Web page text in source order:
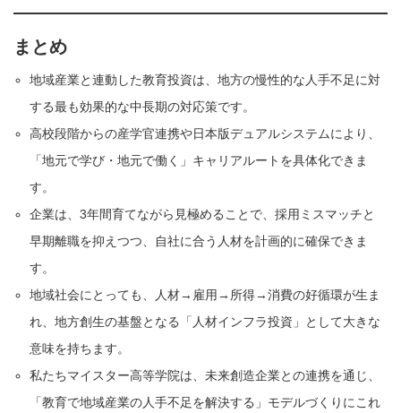
まとめ
地域産業と連動した教育投資は、地方の慢性的な人手不足に対
する最も効果的な中長期の対応策です。
高校段階からの産学官連携や日本版デュアルシステムにより、
「地元で学び・地元で働く」キャリアルートを具体化できま
す。
企業は、3年間育てながら見極めることで、採用ミスマッチと
早期離職を抑えつつ、自社に合う人材を計画的に確保できま
す。
地域社会にとっても、人材→雇用→所得→消費の好循環が生ま
れ、地方創生の基盤となる「人材インフラ投資」として大きな
意味を持ちます。
私たちマイスター高等学院は、未来創造企業との連携を通じ、
「教育で地域産業の人手不足を解決する」モデルづくりにこれ